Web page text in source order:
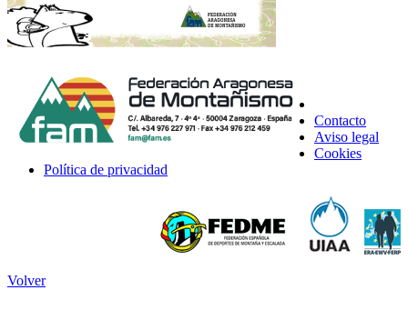
Contacto
Aviso legal
Cookies
Política de privacidad
Volver